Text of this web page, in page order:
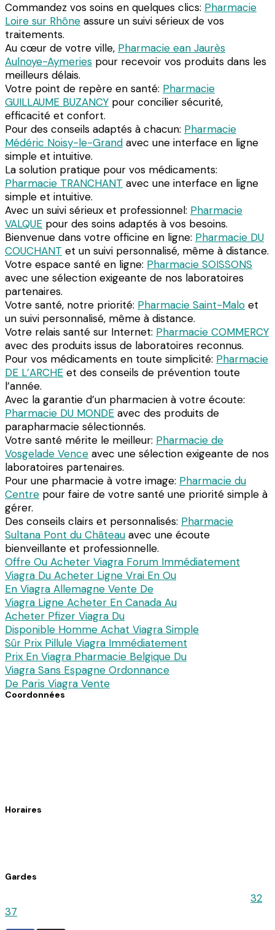
Commandez vos soins en quelques clics: Pharmacie
Loire sur Rhône assure un suivi sérieux de vos
traitements.
Au cœur de votre ville, Pharmacie ean Jaurès
Aulnoye-Aymeries pour recevoir vos produits dans les
meilleurs délais.
Votre point de repère en santé: Pharmacie
GUILLAUME BUZANCY pour concilier sécurité,
efficacité et confort.
Pour des conseils adaptés à chacun: Pharmacie
Médéric Noisy-le-Grand avec une interface en ligne
simple et intuitive.
La solution pratique pour vos médicaments:
Pharmacie TRANCHANT avec une interface en ligne
simple et intuitive.
Avec un suivi sérieux et professionnel: Pharmacie
VALQUE pour des soins adaptés à vos besoins.
Bienvenue dans votre officine en ligne: Pharmacie DU
COUCHANT et un suivi personnalisé, même à distance.
Votre espace santé en ligne: Pharmacie SOISSONS
avec une sélection exigeante de nos laboratoires
partenaires.
Votre santé, notre priorité: Pharmacie Saint-Malo et
un suivi personnalisé, même à distance.
Votre relais santé sur Internet: Pharmacie COMMERCY
avec des produits issus de laboratoires reconnus.
Pour vos médicaments en toute simplicité: Pharmacie
DE L’ARCHE et des conseils de prévention toute
l’année.
Avec la garantie d’un pharmacien à votre écoute:
Pharmacie DU MONDE avec des produits de
parapharmacie sélectionnés.
Votre santé mérite le meilleur: Pharmacie de
Vosgelade Vence avec une sélection exigeante de nos
laboratoires partenaires.
Pour une pharmacie à votre image: Pharmacie du
Centre pour faire de votre santé une priorité simple à
gérer.
Des conseils clairs et personnalisés: Pharmacie
Sultana Pont du Château avec une écoute
bienveillante et professionnelle.
Offre Ou Acheter Viagra Forum Immédiatement
Viagra Du Acheter Ligne Vrai En Ou
En Viagra Allemagne Vente De
Viagra Ligne Acheter En Canada Au
Acheter Pfizer Viagra Du
Disponible Homme Achat Viagra Simple
Sûr Prix Pillule Viagra Immédiatement
Prix En Viagra Pharmacie Belgique Du
Viagra Sans Espagne Ordonnance
De Paris Viagra Vente
Coordonnées
Horaires
Gardes
32
37